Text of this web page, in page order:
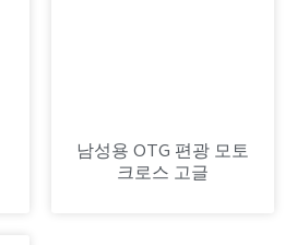
남성용 OTG 편광 모토
크로스 고글